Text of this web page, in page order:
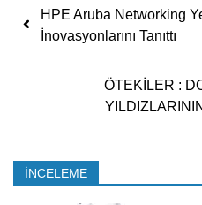
Yazı dolaşımı
HPE Aruba Networking
İnovasyonlarını Tanıttı
ÖTEKİLER :
İNCELEME